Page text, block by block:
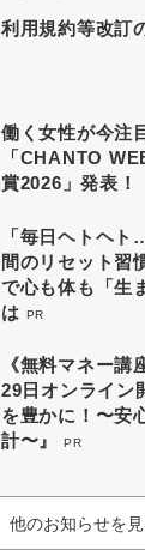
利用規約等改訂
働く女性が今注
「CHANTO
賞2026」発表！
「毎日ヘトヘ
間のリセット習
で心も体も「生
は PR
《無料マネー講
29日オンライン
を豊かに！〜安
計〜』
PR
他のお知らせを見